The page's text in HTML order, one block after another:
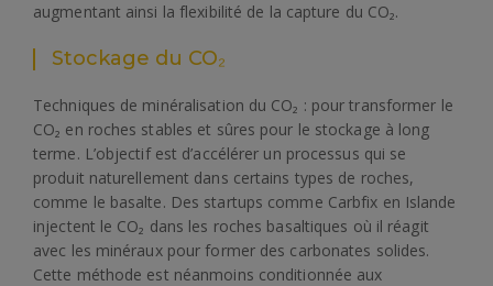
augmentant ainsi la flexibilité de la capture du CO₂.
Stockage du CO₂
Techniques de minéralisation du CO₂ : pour transformer le
CO₂ en roches stables et sûres pour le stockage à long
terme. L’objectif est d’accélérer un processus qui se
produit naturellement dans certains types de roches,
comme le basalte. Des startups comme Carbfix en Islande
injectent le CO₂ dans les roches basaltiques où il réagit
avec les minéraux pour former des carbonates solides.
Cette méthode est néanmoins conditionnée aux